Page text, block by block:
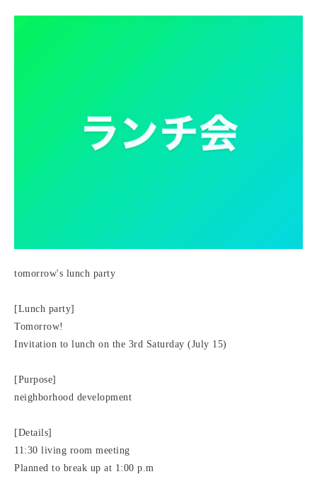
tomorrow's lunch party
[Lunch party]
Tomorrow!
Invitation to lunch on the 3rd Saturday (July 15)
[Purpose]
neighborhood development
[Details]
11:30 living room meeting
Planned to break up at 1:00 p.m